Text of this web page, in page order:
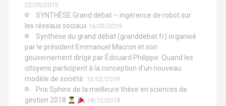
22/05/2019
SYNTHÈSE Grand débat – ingérence de robot sur
les réseaux sociaux 16/03/2019
Synthèse du grand débat (granddebat.fr) organisé
par le président Emmanuel Macron et son
gouvernement dirigé par Édouard Philippe. Quand les
citoyens participent à la conception d’un nouveau
modèle de société. 13/02/2019
Prix Sphinx de la meilleure thèse en sciences de
gestion 2018
18/12/2018